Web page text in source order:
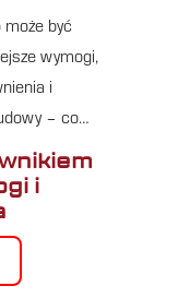
może być
wymogi,
i
– co…
i